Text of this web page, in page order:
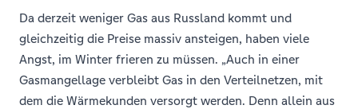
Da derzeit weniger Gas aus Russland kommt und
gleichzeitig die Preise massiv ansteigen, haben viele
Angst, im Winter frieren zu müssen. „Auch in einer
Gasmangellage verbleibt Gas in den Verteilnetzen, mit
dem die Wärmekunden versorgt werden. Denn allein aus